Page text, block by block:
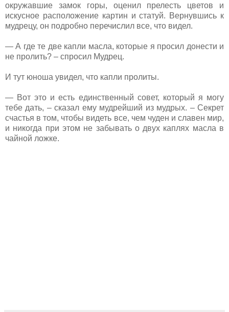
окружавшие замок горы, оценил прелесть цветов и
искусное расположение картин и статуй. Вернувшись к
мудрецу, он подробно перечислил все, что видел.
— А где те две капли масла, которые я просил донести и
не пролить? – спросил Мудрец.
И тут юноша увидел, что капли пролиты.
— Вот это и есть единственный совет, который я могу
тебе дать, – сказал ему мудрейший из мудрых. – Секрет
счастья в том, чтобы видеть все, чем чуден и славен мир,
и никогда при этом не забывать о двух каплях масла в
чайной ложке.